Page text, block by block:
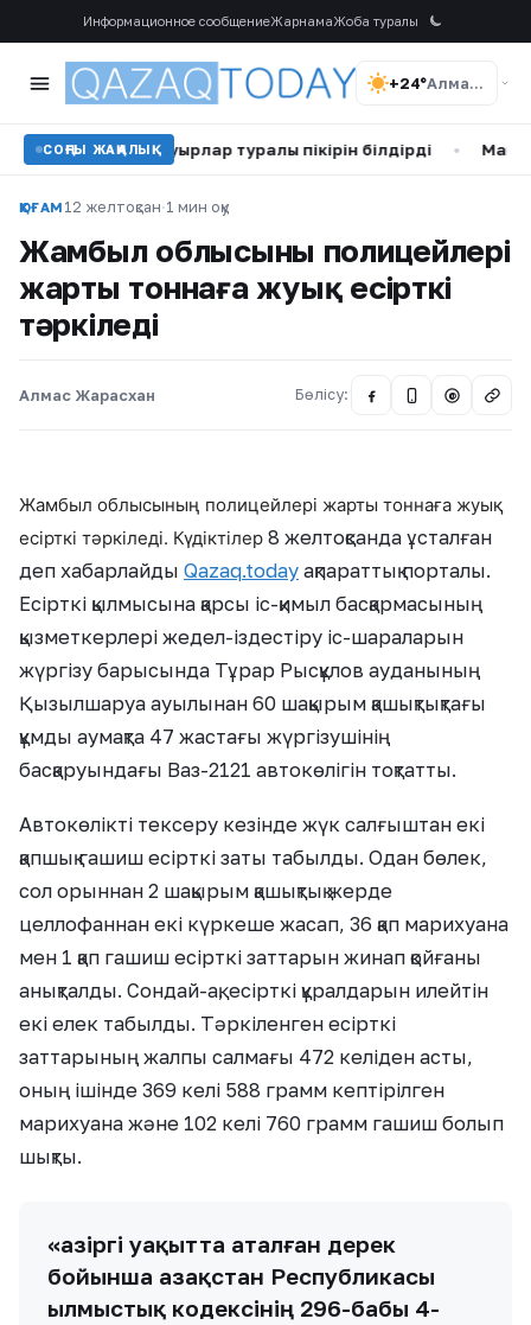
Информационное сообщениеЖарнамаЖоба туралы
+24° Алматы
СОҢҒЫ ЖАҢАЛЫҚ
туған бауырлар туралы пікірін білдірді • Мақпал
ҚОҒАМ 12 желтоқсан·1 мин оқу
Жамбыл облысының полицейлері
жарты тоннаға жуық есірткі
тәркіледі
Алмас Жарасхан Бөлісу: @
Жамбыл облысының полицейлері жарты тоннаға жуық
есірткі тәркіледі. Күдіктілер 8 желтоқсанда ұсталған
деп хабарлайды Qazaq.today ақпараттық порталы.
Есірткі қылмысына қарсы іс-қимыл басқармасының
қызметкерлері жедел-іздестіру іс-шараларын
жүргізу барысында Тұрар Рысқұлов ауданының
Қызылшаруа ауылынан 60 шақырым қашықтықтағы
құмды аумақта 47 жастағы жүргізушінің
басқаруындағы Ваз-2121 автокөлігін тоқтатты.
Автокөлікті тексеру кезінде жүк салғыштан екі
қапшық гашиш есірткі заты табылды. Одан бөлек,
сол орыннан 2 шақырым қашықтық жерде
целлофаннан екі күркеше жасап, 36 қап марихуана
мен 1 қап гашиш есірткі заттарын жинап қойғаны
анықталды. Сондай-ақ, есірткі құралдарын илейтін
екі елек табылды. Тәркіленген есірткі
заттарының жалпы салмағы 472 келіден асты,
оның ішінде 369 келі 588 грамм кептірілген
марихуана және 102 келі 760 грамм гашиш болып
шықты.
«Қазіргі уақытта аталған дерек
бойынша Қазақстан Республикасы
Қылмыстық кодексінің 296-бабы 4-